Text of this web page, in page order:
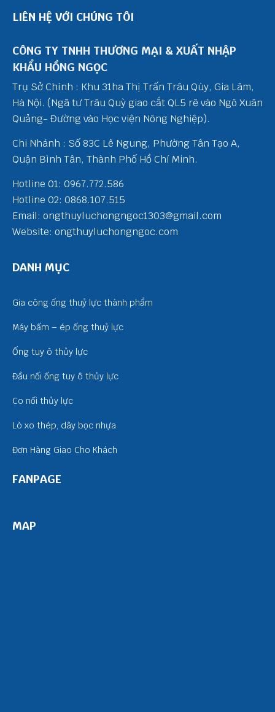
LIÊN HỆ VỚI CHÚNG TÔI
CÔNG TY TNHH THƯƠNG MẠI & XUẤT NHẬP
KHẨU HỒNG NGỌC
Trụ Sở Chính : Khu 31ha Thị Trấn Trâu Qùy, Gia Lâm,
Hà Nội. (Ngã tư Trâu Quỳ giao cắt QL5 rẽ vào Ngô Xuân
Quảng- Đường vào Học viện Nông Nghiệp).
Chi Nhánh : Số 83C Lê Ngung, Phường Tân Tạo A,
Quận Bình Tân, Thành Phố Hồ Chí Minh.
Hotline 01: 0967.772.586
Hotline 02: 0868.107.515
Email: ongthuyluchongngoc1303@gmail.com
Website: ongthuyluchongngoc.com
DANH MỤC
Gia công ống thuỷ lực thành phẩm
Máy bấm – ép ống thuỷ lực
Ống tuy ô thủy lực
Đầu nối ống tuy ô thủy lực
Co nối thủy lực
Lò xo thép, dây bọc nhựa
Đơn Hàng Giao Cho Khách
FANPAGE
MAP